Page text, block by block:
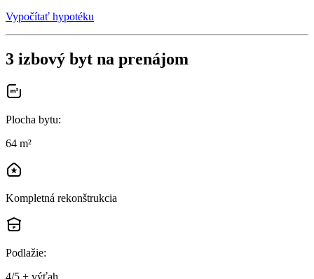
Vypočítať hypotéku
3 izbový byt na prenájom
Plocha bytu:
64 m²
Kompletná rekonštrukcia
Podlažie:
4/5 + výťah